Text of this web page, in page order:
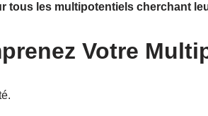
tous les multipotentiels cherchant
Votre